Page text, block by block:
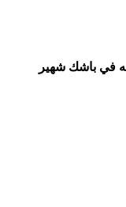
في باشك شهير